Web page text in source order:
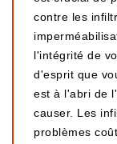
contre les
l'intégrité de
d'esprit que
est à l'abri de
causer. Les
problèmes